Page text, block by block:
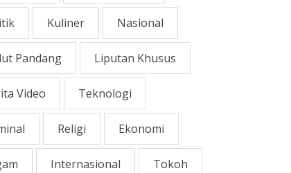
Kuliner Nasional
Pandang Liputan Khusus
Video Teknologi
Religi Ekonomi
Internasional Tokoh